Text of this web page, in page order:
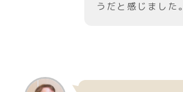
うだと感じました。